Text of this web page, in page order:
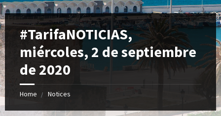
#TarifaNOTICIAS,
miércoles, 2 de septiembre
de 2020
Home Notices